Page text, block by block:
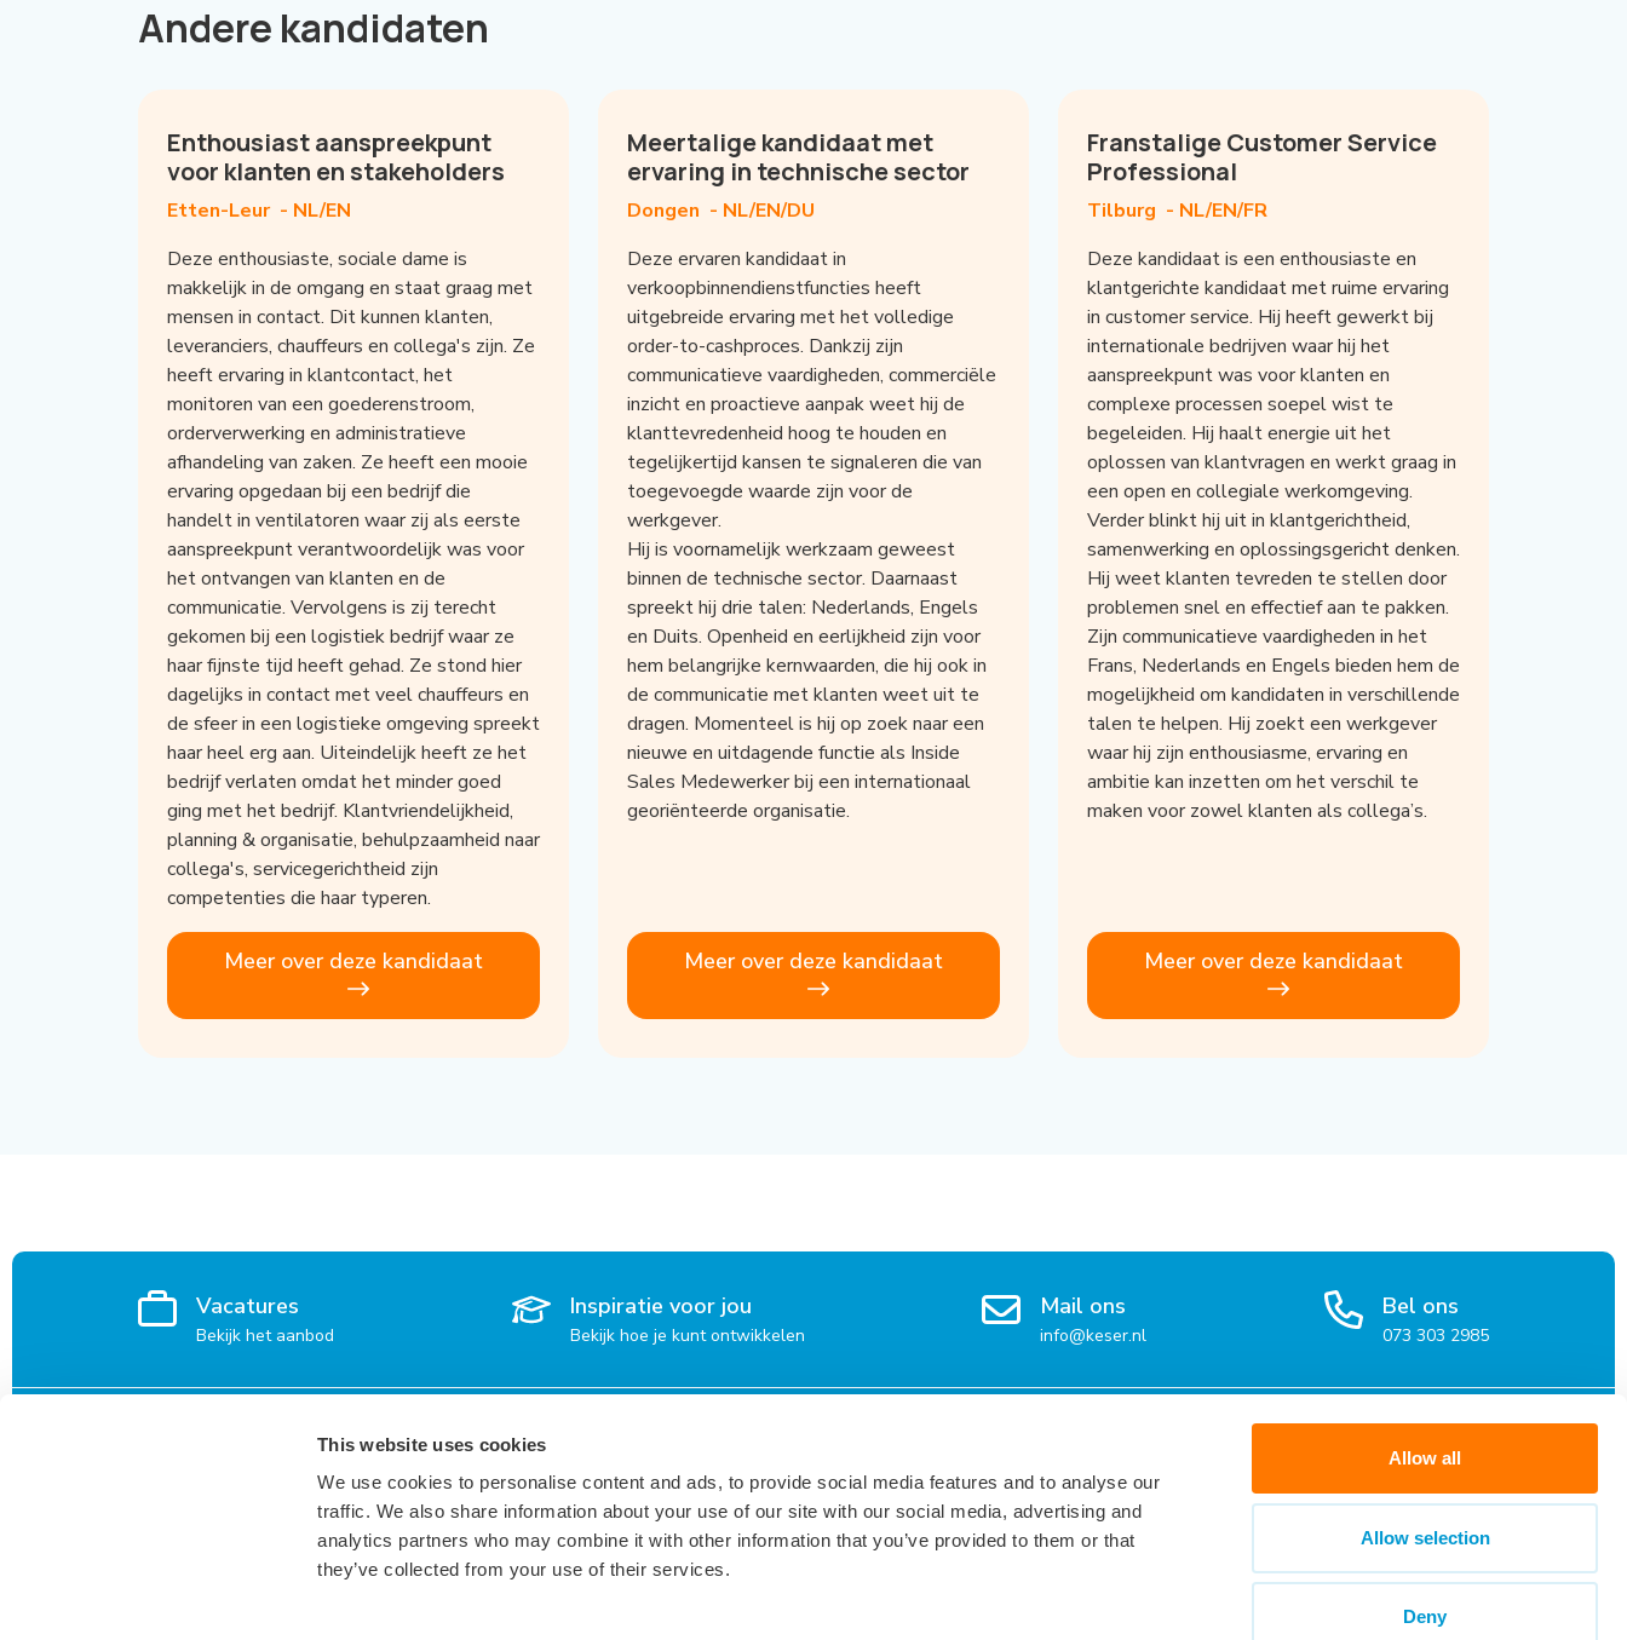
This website uses cookies
We use cookies to personalise content and ads, to provide social media features and to analyse our
traffic. We also share information about your use of our site with our social media, advertising and
analytics partners who may combine it with other information that you’ve provided to them or that
they’ve collected from your use of their services.
Allow all
Allow selection
Deny
Andere kandidaten
Enthousiast aanspreekpunt
voor klanten en stakeholders
Etten-Leur - NL/EN
Deze enthousiaste, sociale dame is
makkelijk in de omgang en staat graag met
mensen in contact. Dit kunnen klanten,
leveranciers, chauffeurs en collega's zijn. Ze
heeft ervaring in klantcontact, het
monitoren van een goederenstroom,
orderverwerking en administratieve
afhandeling van zaken. Ze heeft een mooie
ervaring opgedaan bij een bedrijf die
handelt in ventilatoren waar zij als eerste
aanspreekpunt verantwoordelijk was voor
het ontvangen van klanten en de
communicatie. Vervolgens is zij terecht
gekomen bij een logistiek bedrijf waar ze
haar fijnste tijd heeft gehad. Ze stond hier
dagelijks in contact met veel chauffeurs en
de sfeer in een logistieke omgeving spreekt
haar heel erg aan. Uiteindelijk heeft ze het
bedrijf verlaten omdat het minder goed
ging met het bedrijf. Klantvriendelijkheid,
planning & organisatie, behulpzaamheid naar
collega's, servicegerichtheid zijn
competenties die haar typeren.
Meer over deze kandidaat
Meertalige kandidaat met
ervaring in technische sector
Dongen - NL/EN/DU
Deze ervaren kandidaat in
verkoopbinnendienstfuncties heeft
uitgebreide ervaring met het volledige
order-to-cashproces. Dankzij zijn
communicatieve vaardigheden, commerciële
inzicht en proactieve aanpak weet hij de
klanttevredenheid hoog te houden en
tegelijkertijd kansen te signaleren die van
toegevoegde waarde zijn voor de
werkgever.
Hij is voornamelijk werkzaam geweest
binnen de technische sector. Daarnaast
spreekt hij drie talen: Nederlands, Engels
en Duits. Openheid en eerlijkheid zijn voor
hem belangrijke kernwaarden, die hij ook in
de communicatie met klanten weet uit te
dragen. Momenteel is hij op zoek naar een
nieuwe en uitdagende functie als Inside
Sales Medewerker bij een internationaal
georiënteerde organisatie.
Meer over deze kandidaat
Franstalige Customer Service
Professional
Tilburg - NL/EN/FR
Deze kandidaat is een enthousiaste en
klantgerichte kandidaat met ruime ervaring
in customer service. Hij heeft gewerkt bij
internationale bedrijven waar hij het
aanspreekpunt was voor klanten en
complexe processen soepel wist te
begeleiden. Hij haalt energie uit het
oplossen van klantvragen en werkt graag in
een open en collegiale werkomgeving.
Verder blinkt hij uit in klantgerichtheid,
samenwerking en oplossingsgericht denken.
Hij weet klanten tevreden te stellen door
problemen snel en effectief aan te pakken.
Zijn communicatieve vaardigheden in het
Frans, Nederlands en Engels bieden hem de
mogelijkheid om kandidaten in verschillende
talen te helpen. Hij zoekt een werkgever
waar hij zijn enthousiasme, ervaring en
ambitie kan inzetten om het verschil te
maken voor zowel klanten als collega’s.
Meer over deze kandidaat
Vacatures
Bekijk het aanbod
Inspiratie voor jou
Bekijk hoe je kunt ontwikkelen
Mail ons
info@keser.nl
Bel ons
073 303 2985
Inspiratie voor kandidaten
Vacatures per regio
Den Bosch
Breda
Engels
Frans
Inspiratie voor organisaties
Diensten en werkwijze
Over Keser